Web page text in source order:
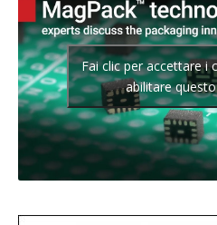
Fai clic per accettare i
abilitare